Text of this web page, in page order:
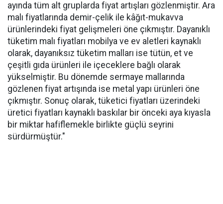
ayında tüm alt gruplarda fiyat artışları gözlenmiştir. Ara
malı fiyatlarında demir-çelik ile kâğıt-mukavva
ürünlerindeki fiyat gelişmeleri öne çıkmıştır. Dayanıklı
tüketim malı fiyatları mobilya ve ev aletleri kaynaklı
olarak, dayanıksız tüketim malları ise tütün, et ve
çeşitli gıda ürünleri ile içeceklere bağlı olarak
yükselmiştir. Bu dönemde sermaye mallarında
gözlenen fiyat artışında ise metal yapı ürünleri öne
çıkmıştır. Sonuç olarak, tüketici fiyatları üzerindeki
üretici fiyatları kaynaklı baskılar bir önceki aya kıyasla
bir miktar hafiflemekle birlikte güçlü seyrini
sürdürmüştür."